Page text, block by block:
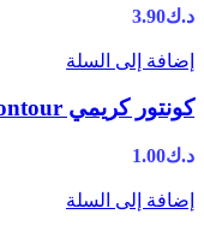
د.ك3.90
إضافة إلى السلة
كونتور كريمي contour
د.ك1.00
إضافة إلى السلة